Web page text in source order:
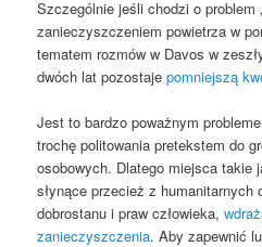
Szczególnie jeśli chodzi o problem
zanieczyszczeniem powietrza w
tematem rozmów w Davos w
dwóch lat pozostajepomniejszą
Jest to bardzo poważnym
trochę politowania pretekstem do
osobowych. Dlatego miejsca takie
słynące przecież z humanitarnych
dobrostanu i praw człowieka,
zanieczyszczenia. Aby zapewnić